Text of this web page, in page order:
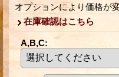
オプションにより価格が
在庫確認はこちら
A,B,C: